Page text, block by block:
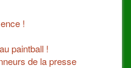
!
paintball !
de la presse